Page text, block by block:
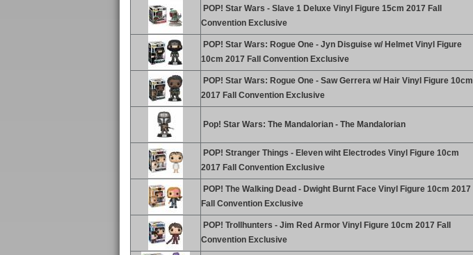
POP! Star Wars - Slave 1 Deluxe Vinyl Figure 15cm 2017 Fall
Convention Exclusive
POP! Star Wars: Rogue One - Jyn Disguise w/ Helmet Vinyl Figure
10cm 2017 Fall Convention Exclusive
POP! Star Wars: Rogue One - Saw Gerrera w/ Hair Vinyl Figure 10cm
2017 Fall Convention Exclusive
Pop! Star Wars: The Mandalorian - The Mandalorian
POP! Stranger Things - Eleven wiht Electrodes Vinyl Figure 10cm
2017 Fall Convention Exclusive
POP! The Walking Dead - Dwight Burnt Face Vinyl Figure 10cm 2017
Fall Convention Exclusive
POP! Trollhunters - Jim Red Armor Vinyl Figure 10cm 2017 Fall
Convention Exclusive